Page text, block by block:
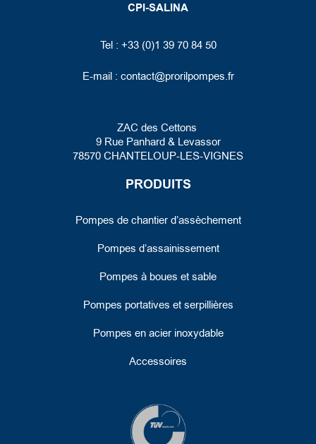
CPI-SALINA
Tel : +33 (0)1 39 70 84 50
E-mail : contact@prorilpompes.fr
ZAC des Cettons
9 Rue Panhard& Levassor
78570 CHANTELOUP-LES-VIGNES
PRODUITS
Pompes de chantier d’assèchement
Pompes d’assainissement
Pompes à boues et sable
Pompes portatives et serpillières
Pompes en acier inoxydable
Accessoires